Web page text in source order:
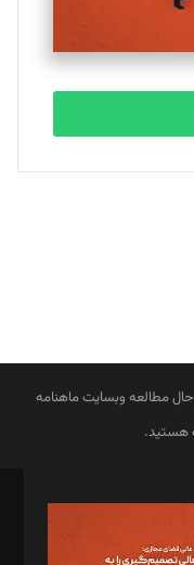
مطالعه وبسایت ماهنامه
هستید.